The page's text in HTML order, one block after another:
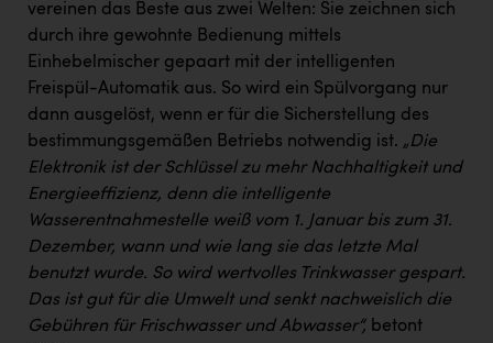
Österreichisches Hebammengremium
Wirtschaftskammer OÖ Energiehandel
Dopgas
kunden basics
kontakt
vereinen das Beste aus zwei Welten: Sie zeichnen sich
durch ihre gewohnte Bedienung mittels
Einhebelmischer gepaart mit der intelligenten
Freispül-Automatik aus. So wird ein Spülvorgang nur
dann ausgelöst, wenn er für die Sicherstellung des
bestimmungsgemäßen Betriebs notwendig ist. „Die
Elektronik ist der Schlüssel zu mehr Nachhaltigkeit und
Energieeffizienz, denn die intelligente
Wasserentnahmestelle weiß vom 1. Januar bis zum 31.
Dezember, wann und wie lang sie das letzte Mal
benutzt wurde. So wird wertvolles Trinkwasser gespart.
Das ist gut für die Umwelt und senkt nachweislich die
Gebühren für Frischwasser und Abwasser“, betont